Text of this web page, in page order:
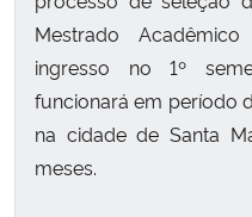
Mestrado
ingresso no 1º
funcionará em período
na cidade de Santa
meses.